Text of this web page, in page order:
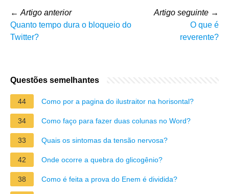
← Artigo anterior
Quanto tempo dura o bloqueio do
Twitter?
Artigo seguinte →
O que é
reverente?
Questões semelhantes
44 Como por a pagina do ilustraitor na horisontal?
34 Como faço para fazer duas colunas no Word?
33 Quais os sintomas da tensão nervosa?
42 Onde ocorre a quebra do glicogênio?
38 Como é feita a prova do Enem é dividida?